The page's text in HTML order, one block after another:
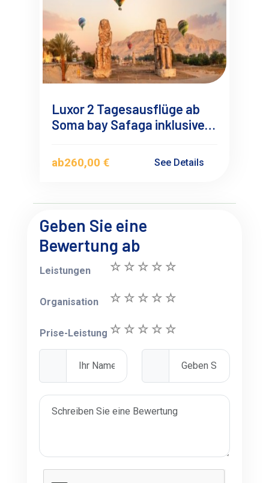
Luxor 2 Tagesausflüge ab
Soma bay Safaga inklusive
ab260,00 € See Details
Geben Sie eine
Bewertung ab
Leistungen
Organisation
Prise-Leistung